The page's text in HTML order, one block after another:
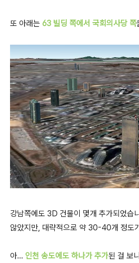
또 아래는 63 빌딩 쪽에서 국회의사당 쪽
강남쪽에도 3D 건물이 몇개 추가되었습
않았지만, 대략적으로 약 30-40개 정도
아... 인천 송도에도 하나가 추가된 걸 보